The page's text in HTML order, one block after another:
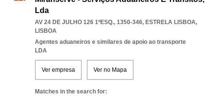
Lda
AV 24 DE JULHO 126 1ºESQ., 1350-346, ESTRELA LISBOA,
LISBOA
Agentes aduaneiros e similares de apoio ao transporte
LDA
Ver empresa Ver no Mapa
Matches in the search for: